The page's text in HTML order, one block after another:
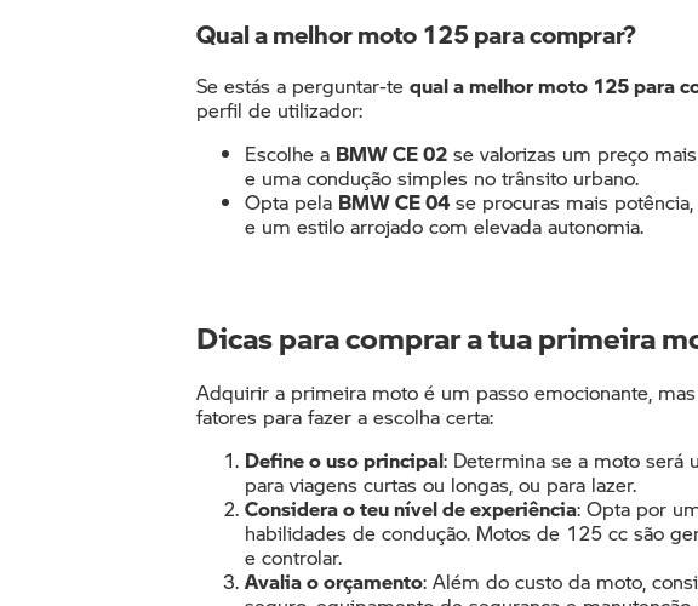
Qual a melhor moto 125 para comprar?
Se estás a perguntar-te qual a melhor moto 125 para
perfil de utilizador:
Escolhe a BMW CE 02 se valorizas um preço
e uma condução simples no trânsito urbano.
Opta pela BMW CE 04 se procuras mais
e um estilo arrojado com elevada autonomia.
Dicas para comprar a tua primeira
Adquirir a primeira moto é um passo emocionante,
fatores para fazer a escolha certa:
Define o uso principal: Determina se a moto será
para viagens curtas ou longas, ou para lazer.​
Considera o teu nível de experiência: Opta por
habilidades de condução. Motos de 125 cc são
e controlar.​
Avalia o orçamento: Além do custo da moto,